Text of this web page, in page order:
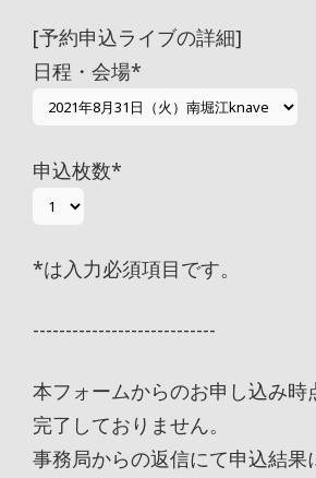
[予約申込ライブの詳細]
日程・会場*
申込枚数*
*は入力必須項目です。
----------------------------
本フォームからのお申し込み時
完了しておりません。
事務局からの返信にて申込結果